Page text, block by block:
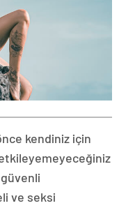
kendiniz için
ve seksi